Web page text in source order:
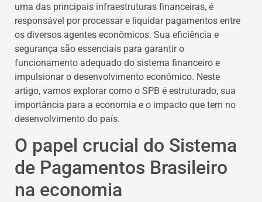
uma das principais infraestruturas financeiras, é
responsável por processar e liquidar pagamentos entre
os diversos agentes econômicos. Sua eficiência e
segurança são essenciais para garantir o
funcionamento adequado do sistema financeiro e
impulsionar o desenvolvimento econômico. Neste
artigo, vamos explorar como o SPB é estruturado, sua
importância para a economia e o impacto que tem no
desenvolvimento do país.
O papel crucial do Sistema
de Pagamentos Brasileiro
na economia